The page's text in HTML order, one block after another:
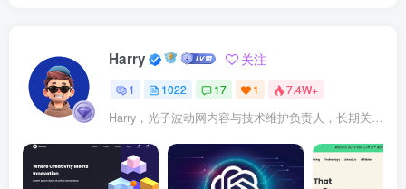
Harry 关注
1 1022 17 1 7.4W+
Harry，光子波动网内容与技术维护负责人，长期关注 WordPress、Elementor、WooCommerce、网站报错修复、性能优化、SEO 内容排期与结构化数据优化。擅长把复杂的网站故障拆成可执行的排查步骤，并持续维护 361sale.com 的 WordPress 实战教程知识库。